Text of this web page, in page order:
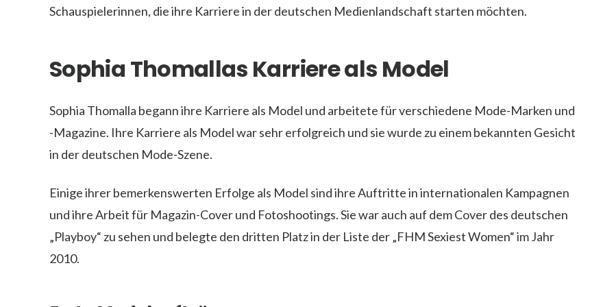
Schauspielerinnen, die ihre Karriere in der deutschen Medienlandschaft starten möchten.
Sophia Thomallas Karriere als Model
Sophia Thomalla begann ihre Karriere als Model und arbeitete für verschiedene Mode-Marken und
-Magazine. Ihre Karriere als Model war sehr erfolgreich und sie wurde zu einem bekannten Gesicht
in der deutschen Mode-Szene.
Einige ihrer bemerkenswerten Erfolge als Model sind ihre Auftritte in internationalen Kampagnen
und ihre Arbeit für Magazin-Cover und Fotoshootings. Sie war auch auf dem Cover des deutschen
„Playboy“ zu sehen und belegte den dritten Platz in der Liste der „FHM Sexiest Women“ im Jahr
2010.